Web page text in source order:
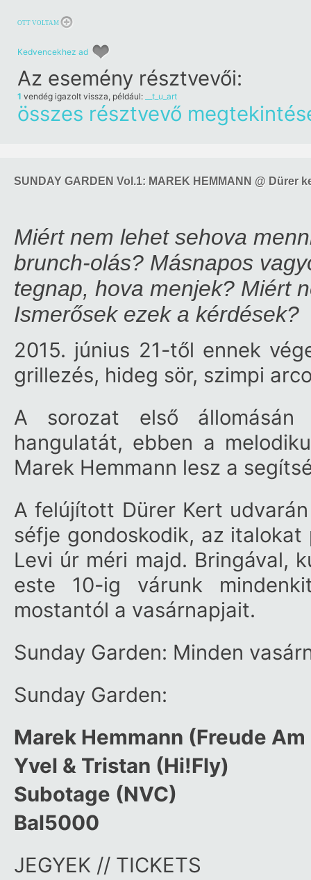
OTT VOLTAM
Kedvencekhez ad
Az esemény résztvevői:
1 vendég igazolt vissza, például: __t_u_art
összes résztvevő
SUNDAY GARDEN Vol.1: MAREK HEMMANN @ Dürer
Miért nem lehet sehova
brunch-olás? Másnapos
tegnap, hova menjek? Miért
Ismerősek ezek a kérdések?
2015. június 21-től ennek
grillezés, hideg sör, szimpi
A sorozat első
hangulatát, ebben a
Marek Hemmann lesz a
A felújított Dürer Kert
séfje gondoskodik, az
Levi úr méri majd. Bringával,
este 10-ig várunk
mostantól a vasárnapjait.
Sunday Garden: Minden
Sunday Garden:
Marek Hemmann (Freude
Yvel & Tristan (Hi!Fly)
Subotage (NVC)
Bal5000
JEGYEK // TICKETS